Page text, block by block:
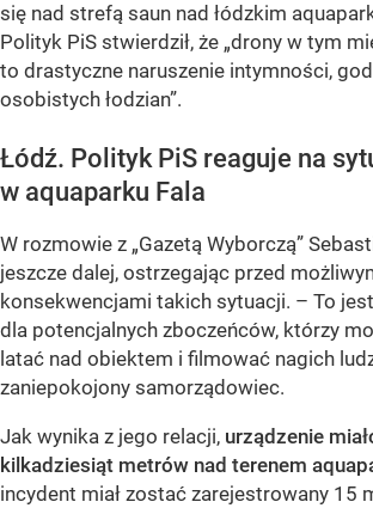
się nad strefą saun nad łódzkim
Polityk PiS stwierdził, że „drony w tym
to drastyczne naruszenie intymności,
osobistych łodzian”.
Łódź. Polityk PiS reaguje na
w aquaparku Fala
W rozmowie z „Gazetą Wyborczą”
jeszcze dalej, ostrzegając przed
konsekwencjami takich sytuacji. – To
dla potencjalnych zboczeńców, którzy
latać nad obiektem i filmować nagich
zaniepokojony samorządowiec.
Jak wynika z jego relacji, urządzenie
kilkadziesiąt metrów nad terenem
incydent miał zostać zarejestrowany 15